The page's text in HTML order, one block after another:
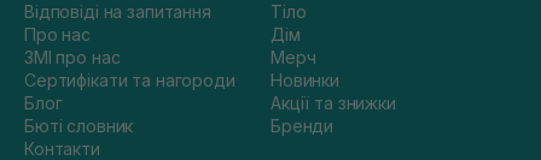
Відповіді на запитання
Про нас
ЗМІ про нас
Сертифікати та нагороди
Блог
Бюті словник
Контакти
Тіло
Дім
Мерч
Новинки
Акції та знижки
Бренди